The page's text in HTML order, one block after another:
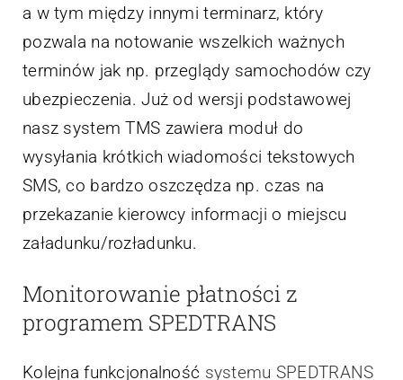
a w tym między innymi terminarz, który
pozwala na notowanie wszelkich ważnych
terminów jak np. przeglądy samochodów czy
ubezpieczenia. Już od wersji podstawowej
nasz system TMS zawiera moduł do
wysyłania krótkich wiadomości tekstowych
SMS, co bardzo oszczędza np. czas na
przekazanie kierowcy informacji o miejscu
załadunku/rozładunku.
Monitorowanie płatności z
programem SPEDTRANS
Kolejna funkcjonalność systemu SPEDTRANS